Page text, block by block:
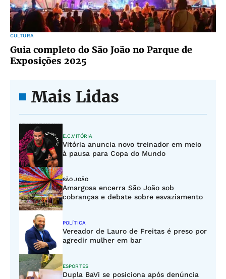
CULTURA
Guia completo do São João no Parque de
Exposições 2025
Mais Lidas
E.C.VITÓRIA
Vitória anuncia novo treinador em meio
à pausa para Copa do Mundo
SÃO JOÃO
Amargosa encerra São João sob
cobranças e debate sobre esvaziamento
POLÍTICA
Vereador de Lauro de Freitas é preso por
agredir mulher em bar
ESPORTES
Dupla BaVi se posiciona após denúncia